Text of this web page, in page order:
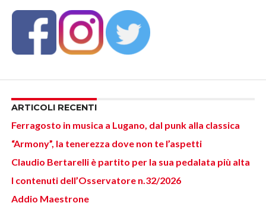
ARTICOLI RECENTI
Ferragosto in musica a Lugano, dal punk alla classica
“Armony”, la tenerezza dove non te l’aspetti
Claudio Bertarelli è partito per la sua pedalata più alta
I contenuti dell’Osservatore n.32/2026
Addio Maestrone